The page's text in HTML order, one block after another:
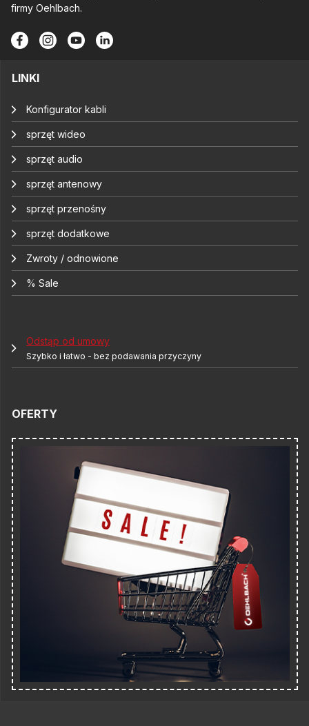
firmy Oehlbach.
LINKI
Konfigurator kabli
sprzęt wideo
sprzęt audio
sprzęt antenowy
sprzęt przenośny
sprzęt dodatkowe
Zwroty / odnowione
% Sale
Odstąp od umowy
Szybko i łatwo - bez podawania przyczyny
OFERTY